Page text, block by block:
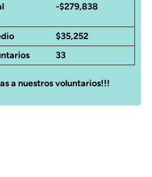
-$279,838
$35,252
33
a nuestros voluntarios!!!